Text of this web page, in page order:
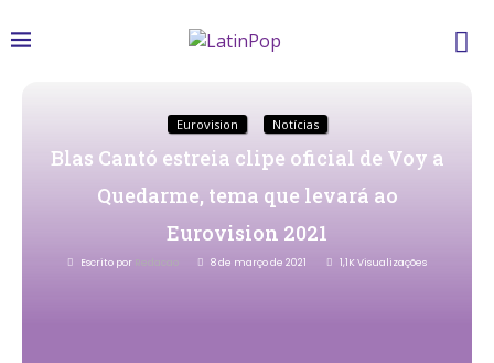
Eurovision Notícias
Blas Cantó estreia clipe oficial de Voy a
Quedarme, tema que levará ao
Eurovision 2021
Escrito por 8 de março de 2021 1,1K Visualizações